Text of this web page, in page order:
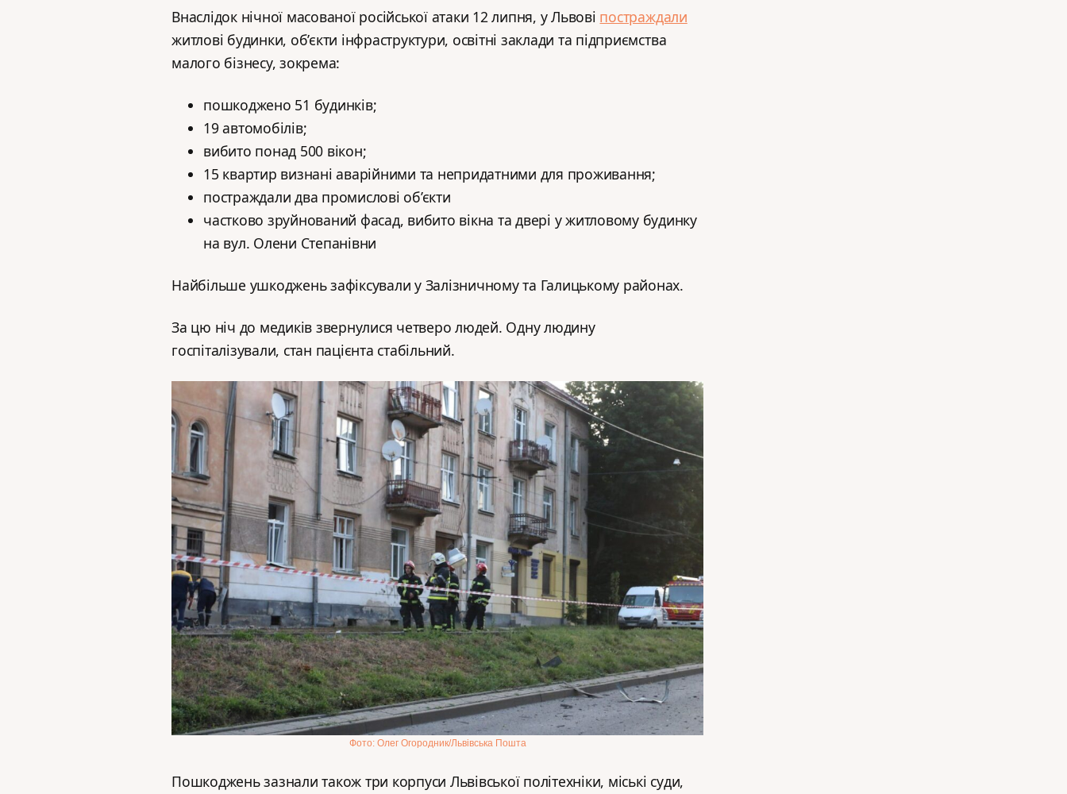
Внаслідок нічної масованої російської атаки 12 липня, у Львові постраждали
житлові будинки, об’єкти інфраструктури, освітні заклади та підприємства
малого бізнесу, зокрема:
пошкоджено 51 будинків;
19 автомобілів;
вибито понад 500 вікон;
15 квартир визнані аварійними та непридатними для проживання;
постраждали два промислові об’єкти
частково зруйнований фасад, вибито вікна та двері у житловому будинку
на вул. Олени Степанівни
Найбільше ушкоджень зафіксували у Залізничному та Галицькому районах.
За цю ніч до медиків звернулися четверо людей. Одну людину
госпіталізували, стан пацієнта стабільний.
Фото: Олег Огородник/Львівська Пошта
Пошкоджень зазнали також три корпуси Львівської політехніки, міські суди,